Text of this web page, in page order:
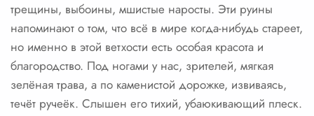
трещины, выбоины, мшистые наросты. Эти руины
напоминают о том, что всё в мире когда-нибудь стареет,
но именно в этой ветхости есть особая красота и
благородство. Под ногами у нас, зрителей, мягкая
зелёная трава, а по каменистой дорожке, извиваясь,
течёт ручеёк. Слышен его тихий, убаюкивающий плеск.